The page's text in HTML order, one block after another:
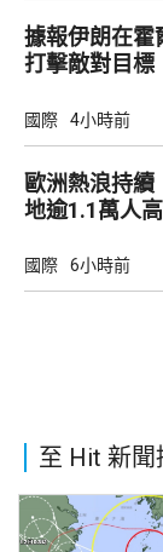
據報伊朗在霍
打擊敵對目標
國際 4小時前
歐洲熱浪持
地逾1.1萬人
國際 6小時前
至 Hit 新聞